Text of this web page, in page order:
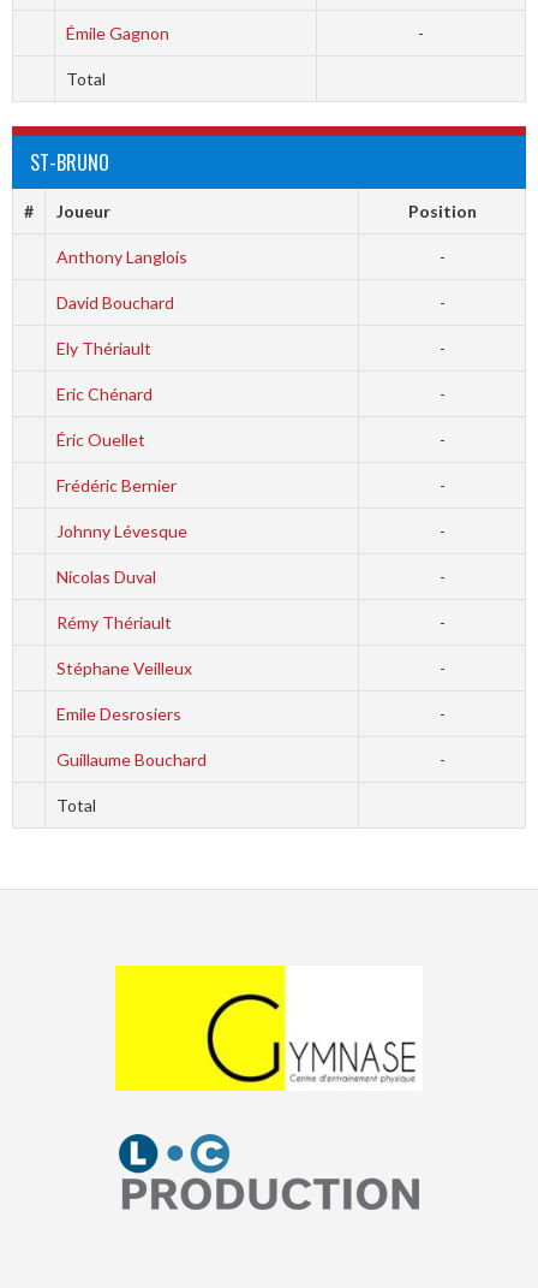
Émile Gagnon -
Total
ST-BRUNO
# Joueur Position
Anthony Langlois -
David Bouchard -
Ely Thériault -
Eric Chénard -
Éric Ouellet -
Frédéric Bernier -
Johnny Lévesque -
Nicolas Duval -
Rémy Thériault -
Stéphane Veilleux -
Emile Desrosiers -
Guillaume Bouchard -
Total